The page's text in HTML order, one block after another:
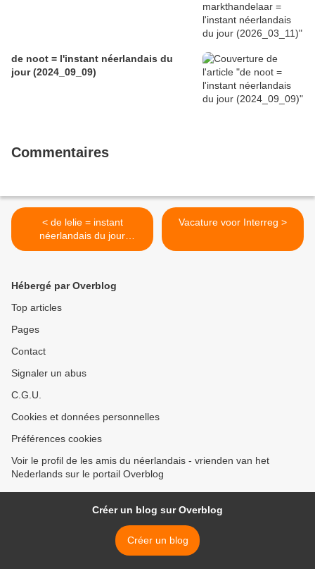
de noot = l'instant néerlandais du
jour (2024_09_09)
Commentaires
< de lelie = instant
néerlandais du jour
(2022_06_17)
Vacature voor Interreg >
Hébergé par Overblog
Top articles
Pages
Contact
Signaler un abus
C.G.U.
Cookies et données personnelles
Préférences cookies
Voir le profil de les amis du néerlandais - vrienden van het
Nederlands sur le portail Overblog
Créer un blog sur Overblog
Créer un blog